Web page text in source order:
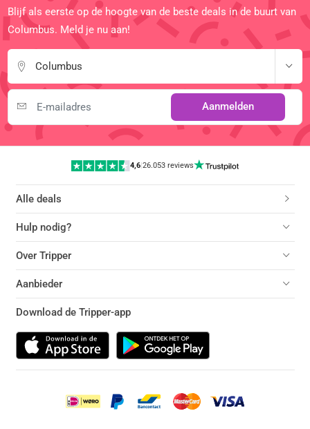
Blijf als eerste op de hoogte van de beste deals in de buurt van
Columbus. Meld je nu aan!
Columbus
Aanmelden
4,6 |26.053 reviews
Alle deals
Hulp nodig?
Over Tripper
Aanbieder
Download de Tripper-app